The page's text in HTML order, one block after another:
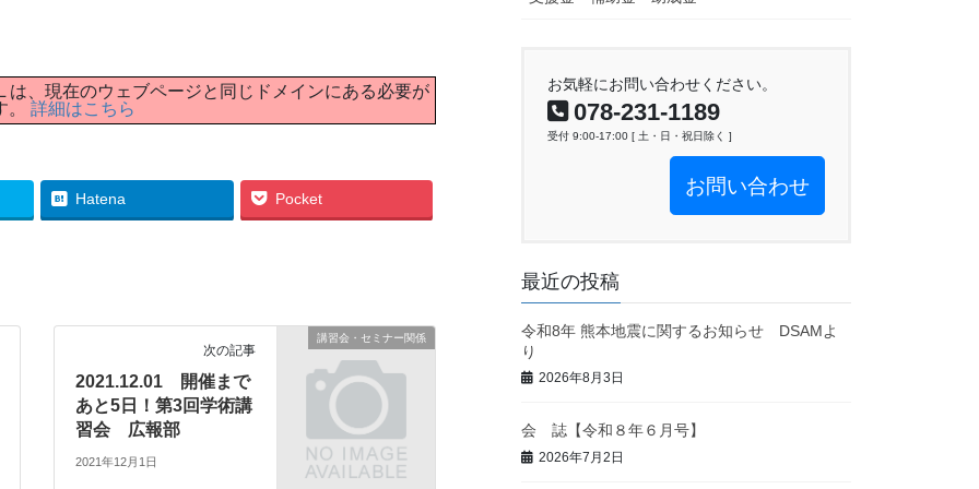
、現在のウェブページと同じドメインにある必要が
。 詳細はこちら
Hatena Pocket
講習会・セミナー関係
次の記事
2021.12.01 開催まで
あと5日！第3回学術講
習会 広報部
2021年12月1日
お気軽にお問い合わせください。
078-231-1189
受付 9:00-17:00 [ 土・日・祝日除く ]
お問い合わせ
最近の投稿
令和8年 熊本地震に関するお知らせ DSAMよ
り
2026年8月3日
会 誌【令和８年６月号】
2026年7月2日